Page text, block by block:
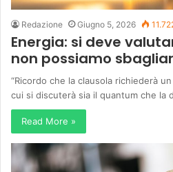
Redazione Giugno 5, 2026
Energia: si deve
non possiamo
“Ricordo che la clausola richiederà
cui si discuterà sia il quantum che la
Read More »